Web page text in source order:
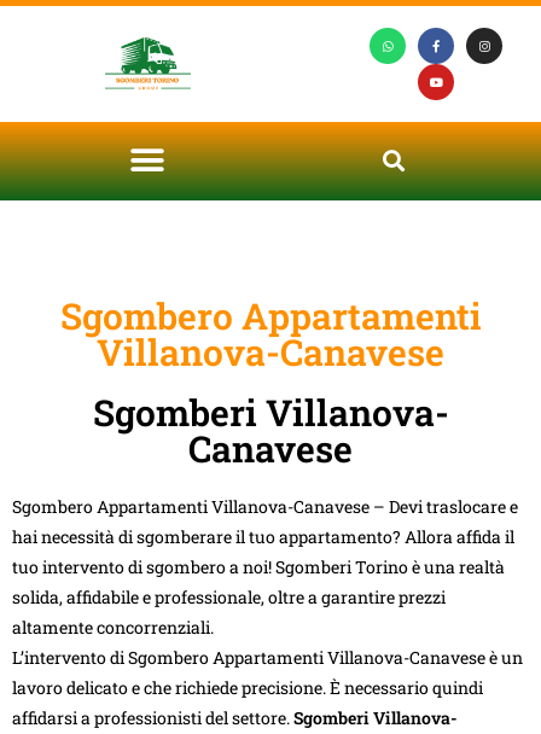
Sgombero Appartamenti
Villanova-Canavese
Sgomberi Villanova-
Canavese
Sgombero Appartamenti Villanova-Canavese – Devi traslocare e
hai necessità di sgomberare il tuo appartamento? Allora affida il
tuo intervento di sgombero a noi! Sgomberi Torino è una realtà
solida, affidabile e professionale, oltre a garantire prezzi
altamente concorrenziali.
L’intervento di Sgombero Appartamenti Villanova-Canavese è un
lavoro delicato e che richiede precisione. È necessario quindi
affidarsi a professionisti del settore.Sgomberi Villanova-